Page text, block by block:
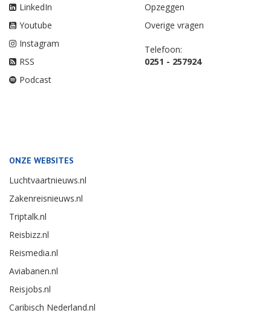
LinkedIn
Youtube
Instagram
RSS
Podcast
Opzeggen
Overige vragen
Telefoon:
0251 - 257924
ONZE WEBSITES
Luchtvaartnieuws.nl
Zakenreisnieuws.nl
Triptalk.nl
Reisbizz.nl
Reismedia.nl
Aviabanen.nl
Reisjobs.nl
Caribisch Nederland.nl